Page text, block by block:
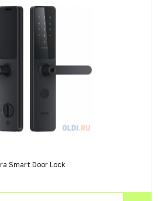
Smart Door Lock